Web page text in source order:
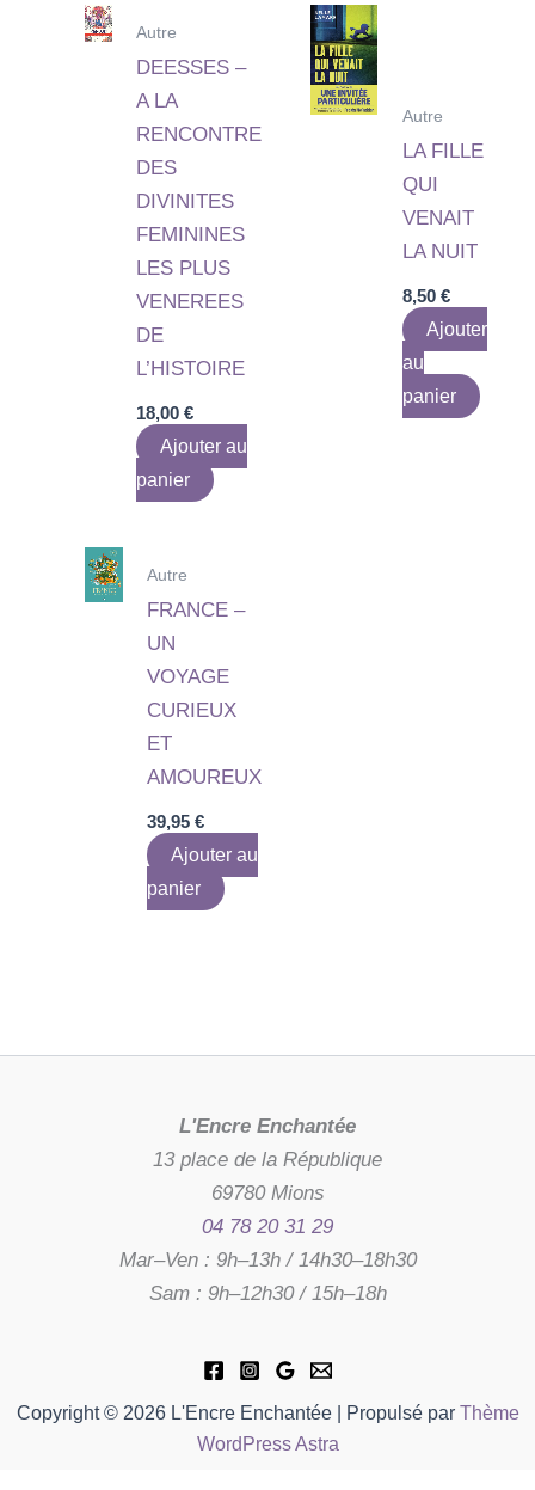
Autre
DEESSES –
A LA
RENCONTRE
DES
DIVINITES
FEMININES
LES PLUS
VENEREES
DE
L’HISTOIRE
18,00€
Ajouter au
panier
Autre
LA FILLE
QUI
VENAIT
LA NUIT
8,50 €
Ajouter
au
panier
Autre
FRANCE –
UN
VOYAGE
CURIEUX
ET
AMOUREUX
39,95€
Ajouter au
panier
L'Encre Enchantée
13 place de la République
69780 Mions
04 78 20 31 29
Mar–Ven : 9h–13h / 14h30–18h30
Sam : 9h–12h30 / 15h–18h
Copyright © 2026 L'Encre Enchantée | Propulsé par Thème
WordPress Astra